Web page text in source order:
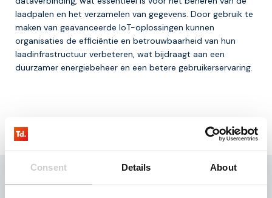
Consent Details About
laadpalen en het verzamelen van gegevens. Door gebruik te
maken van geavanceerde IoT-oplossingen kunnen
organisaties de efficiëntie en betrouwbaarheid van hun
laadinfrastructuur verbeteren, wat bijdraagt aan een
duurzamer energiebeheer en een betere gebruikerservaring.
Vraag onzetestkit aan
Bent u op zoek naar IoT simkaarten die uw oplossing
voorzien van een continue internetverbinding? Vraag